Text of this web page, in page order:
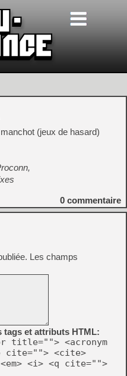
(jeux de hasard)
0 commentaire
Les champs
tags et attributs HTML:
title=""> <acronym
cite=""> <cite>
<i> <q cite="">